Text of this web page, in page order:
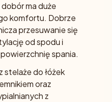
ma duże
komfortu. Dobrze
przesuwanie się
od spodu i
spania.
stelaże do łóżek
oraz
z